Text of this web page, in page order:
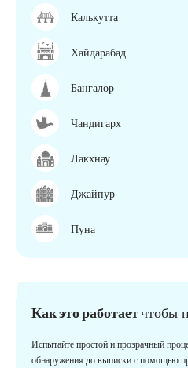
Калькутта
Хайдарабад
Бангалор
Чандигарх
Лакхнау
Джайпур
Пуна
Как это работаетчтобы
Испытайте простой и прозрачный
обнаружения до выписки с помощью